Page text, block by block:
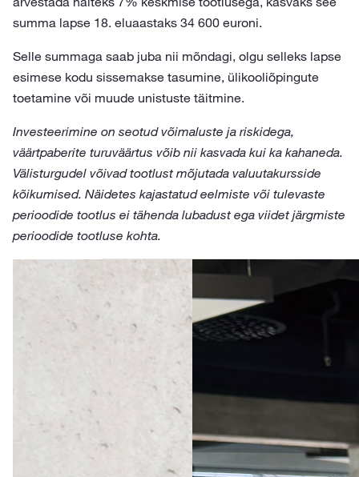
summa lapse 18. eluaastaks 34 600 euroni.
Selle summaga saab juba nii mõndagi, olgu selleks lapse
esimese kodu sissemakse tasumine, ülikooliõpingute
toetamine või muude unistuste täitmine.
Investeerimine on seotud võimaluste ja riskidega,
väärtpaberite turuväärtus võib nii kasvada kui ka kahaneda.
Välisturgudel võivad tootlust mõjutada valuutakursside
kõikumised. Näidetes kajastatud eelmiste või tulevaste
perioodide tootlus ei tähenda lubadust ega viidet järgmiste
perioodide tootluse kohta.